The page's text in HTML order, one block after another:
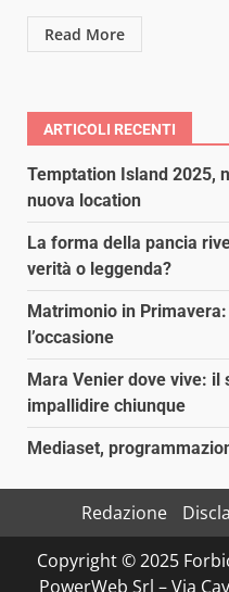
Read More
ARTICOLI RECENTI
Temptation Island 2025,
nuova location
La forma della pancia
verità o leggenda?
Matrimonio in
l’occasione
Mara Venier dove vive:
impallidire chiunque
Mediaset,
Redazione
Copyright © 2025
PowerWeb Srl – Via